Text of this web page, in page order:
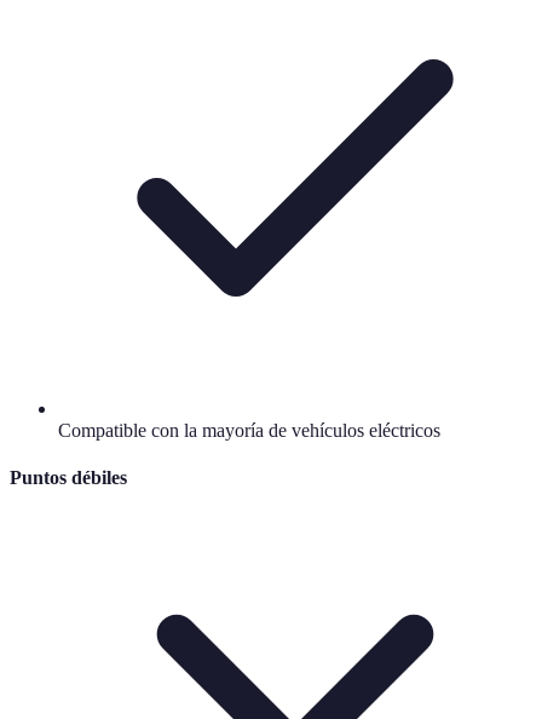
Compatible con la mayoría de vehículos eléctricos
Puntos débiles